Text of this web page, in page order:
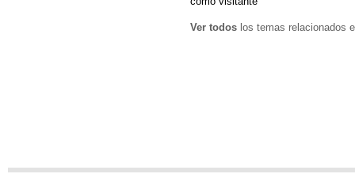
Ver todos los temas relacionados